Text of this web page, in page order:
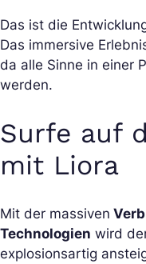
Das ist die
Das immersive
da alle Sinne in einer
werden.
Surfe auf
mit Liora
Mit der massiven
Technologien wird
explosionsartig